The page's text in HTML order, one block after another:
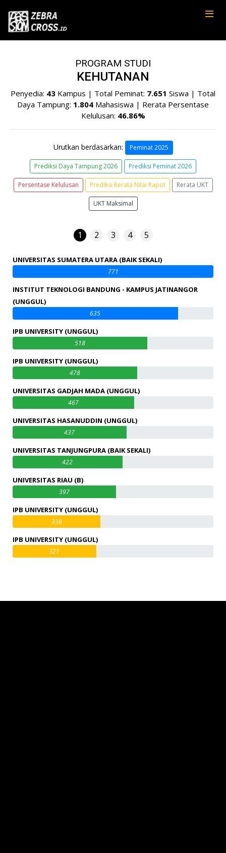
PROGRAM STUDI
KEHUTANAN
Penyedia: 43 Kampus | Total Peminat: 7.651 Siswa | Total
Daya Tampung: 1.804 Mahasiswa | Rerata Persentase
Kelulusan: 46.86%
Urutkan berdasarkan: Peminat 2025
Prediksi Daya Tampung 2026 Prediksi Peminat 2026
Persentase Kelulusan Prediksi Rerata Nilai Rapot Rerata UKT
UKT Maksimal
1 2 3 4 5
UNIVERSITAS SUMATERA UTARA (BAIK SEKALI)
771
INSTITUT TEKNOLOGI BANDUNG - KAMPUS JATINANGOR
(UNGGUL)
635
IPB UNIVERSITY (UNGGUL)
518
IPB UNIVERSITY (UNGGUL)
478
UNIVERSITAS GADJAH MADA (UNGGUL)
467
UNIVERSITAS HASANUDDIN (UNGGUL)
437
UNIVERSITAS TANJUNGPURA (BAIK SEKALI)
422
UNIVERSITAS RIAU (B)
397
IPB UNIVERSITY (UNGGUL)
338
IPB UNIVERSITY (UNGGUL)
321